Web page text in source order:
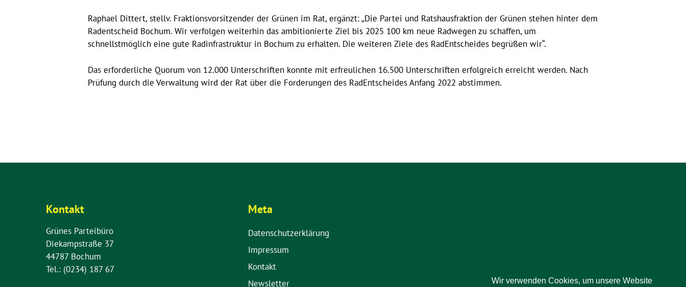
Raphael Dittert, stellv. Fraktionsvorsitzender der Grünen im Rat, ergänzt: „Die Partei und Ratshausfraktion der Grünen stehen hinter dem
Radentscheid Bochum. Wir verfolgen weiterhin das ambitionierte Ziel bis 2025 100 km neue Radwegen zu schaffen, um
schnellstmöglich eine gute Radinfrastruktur in Bochum zu erhalten. Die weiteren Ziele des RadEntscheides begrüßen wir“.
Das erforderliche Quorum von 12.000 Unterschriften konnte mit erfreulichen 16.500 Unterschriften erfolgreich erreicht werden. Nach
Prüfung durch die Verwaltung wird der Rat über die Forderungen des RadEntscheides Anfang 2022 abstimmen.
Kontakt
Grünes Parteibüro
Diekampstraße 37
44787 Bochum
Tel.: (0234) 187 67
Meta
Datenschutzerklärung
Impressum
Kontakt
Newsletter
Wir verwenden Cookies, um unsere Website